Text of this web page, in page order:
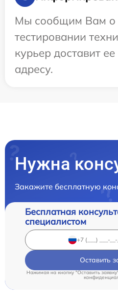
Мы сообщим Вам о
тестировании
курьер доставит
адресу.
Нужна
Закажите бесплатную
Бесплатная
специалистом
Оставить
Нажимая на кнопку "Оставить